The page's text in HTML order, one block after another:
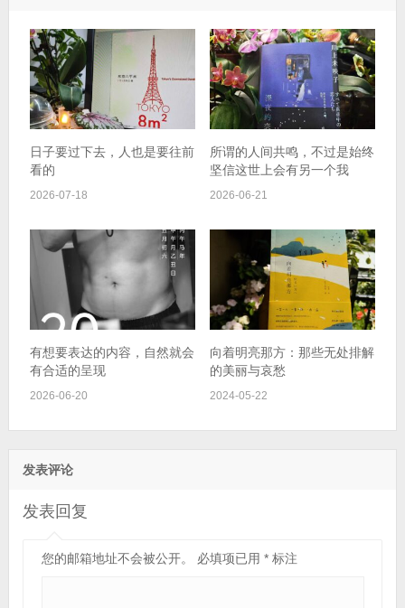
日子要过下去，人也是要往前
看的
2026-07-18
所谓的人间共鸣，不过是始终
坚信这世上会有另一个我
2026-06-21
有想要表达的内容，自然就会
有合适的呈现
2026-06-20
向着明亮那方：那些无处排解
的美丽与哀愁
2024-05-22
发表评论
发表回复
您的邮箱地址不会被公开。 必填项已用 *标注